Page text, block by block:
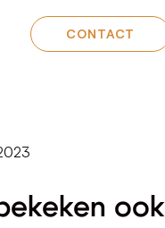
CONTACT
ook